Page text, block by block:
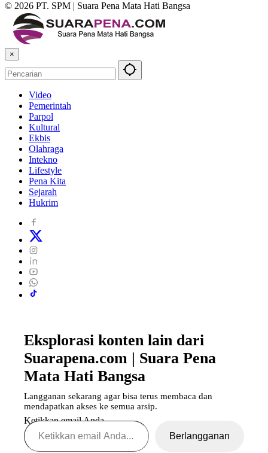
© 2026 PT. SPM | Suara Pena Mata Hati Bangsa
×
Video
Pemerintah
Parpol
Kultural
Ekbis
Olahraga
Intekno
Lifestyle
Pena Kita
Sejarah
Hukrim
Eksplorasi konten lain dari
Suarapena.com | Suara Pena
Mata Hati Bangsa
Langganan sekarang agar bisa terus membaca dan
mendapatkan akses ke semua arsip.
Ketikkan email Anda...
Berlangganan